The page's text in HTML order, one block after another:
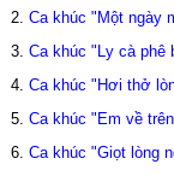
Ca khúc "Một ngày
Ca khúc "Ly cà phê
Ca khúc "Hơi thở
Ca khúc "Em về
Ca khúc "Giọt lòng